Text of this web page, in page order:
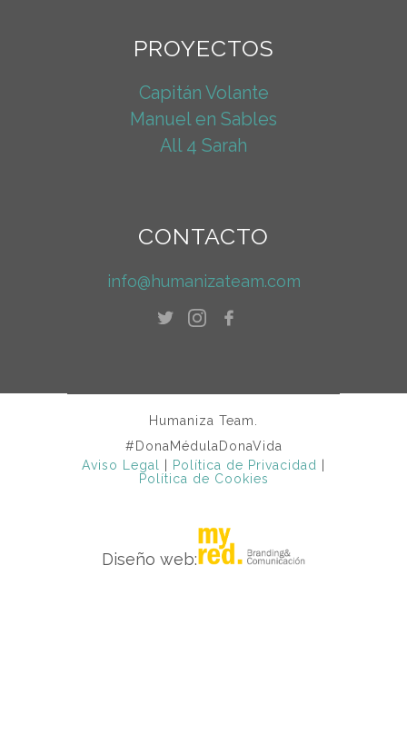
PROYECTOS
Capitán Volante
Manuel en Sables
All 4 Sarah
CONTACTO
info@humanizateam.com
Humaniza Team.
#DonaMédulaDonaVida
Aviso Legal
Política de Privacidad
Política de Cookies
Diseño web: